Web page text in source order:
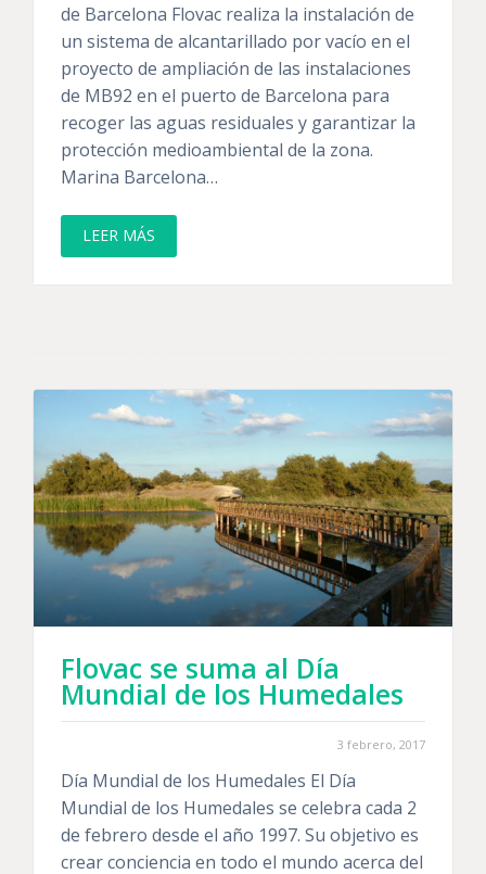
de Barcelona Flovac realiza la instalación de
un sistema de alcantarillado por vacío en el
proyecto de ampliación de las instalaciones
de MB92 en el puerto de Barcelona para
recoger las aguas residuales y garantizar la
protección medioambiental de la zona.
Marina Barcelona…
LEER MÁS
Flovac se suma al Día
Mundial de los Humedales
3 febrero, 2017
Día Mundial de los Humedales El Día
Mundial de los Humedales se celebra cada 2
de febrero desde el año 1997. Su objetivo es
crear conciencia en todo el mundo acerca del